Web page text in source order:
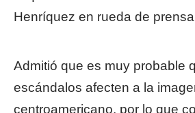
Henríquez en rueda de
Admitió que es muy probable
escándalos afecten a la
centroamericano, por lo que